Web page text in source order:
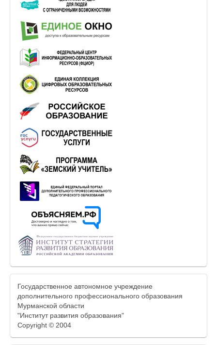
Государственное автономное учреждение
дополнительного профессионального образования
Мурманской области
"Институт развития образования"
Copyright © 2004